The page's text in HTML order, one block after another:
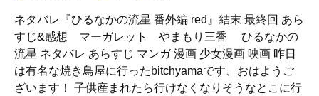
ネタバレ『ひるなかの流星 番外編 red』結末 最終回 あら
すじ&感想 マーガレット やまもり三香 ひるなかの
流星 ネタバレ あらすじ マンガ 漫画 少女漫画 映画 昨日
は有名な焼き鳥屋に行ったbitchyamaです、おはようご
ざいます！ 子供産まれたら行けなくなりそうなとこに行